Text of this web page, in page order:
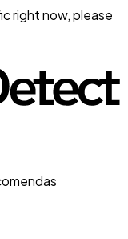
right now, please